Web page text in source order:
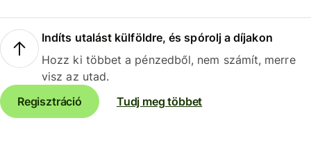
Indíts utalást külföldre, és spórolj a díjakon
Hozz ki többet a pénzedből, nem számít, merre
visz az utad.
Regisztráció
Tudj meg többet